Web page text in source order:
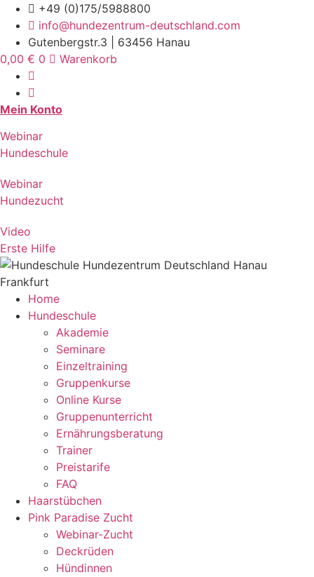
Zum
Inhalt
springen
+49 (0)175/5988800
info@hundezentrum-deutschland.com
Gutenbergstr.3 | 63456 Hanau
0,00 € 0 Warenkorb
Mein Konto
Webinar
Hundeschule
Webinar
Hundezucht
Video
Erste Hilfe
Home
Hundeschule
Akademie
Seminare
Einzeltraining
Gruppenkurse
Online Kurse
Gruppenunterricht
Ernährungsberatung
Trainer
Preistarife
FAQ
Haarstübchen
Pink Paradise Zucht
Webinar-Zucht
Deckrüden
Hündinnen